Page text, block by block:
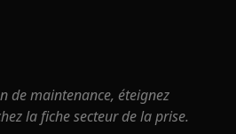
de maintenance, éteignez
la fiche secteur de la prise.